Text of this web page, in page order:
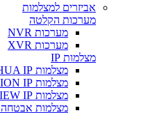
אביזרים למצלמות
מערכות הקלטה
מערכות NVR
מערכות XVR
מצלמות IP
מצלמות DAHUA IP
מצלמות HIKVISION IP
מצלמות UNIVIEW IP
מצלמות אבטחה PROVISION ISR IP